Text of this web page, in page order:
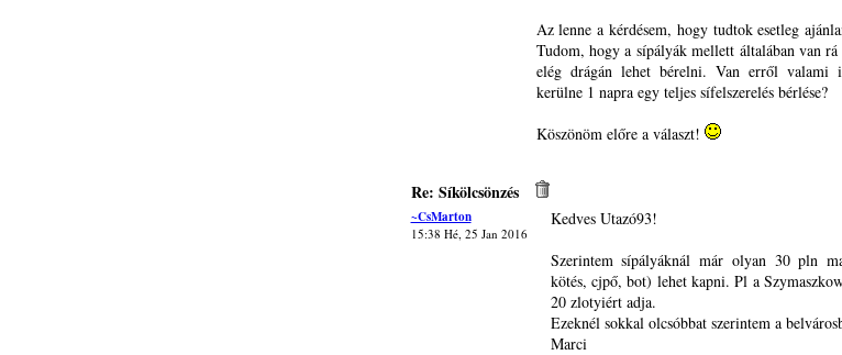
Az lenne a kérdésem, hogy tudtok esetleg
Tudom, hogy a sípályák mellett általában van
elég drágán lehet bérelni. Van erről valami
kerülne 1 napra egy teljes sífelszerelés bérlése?
Köszönöm előre a választ!
Re: Síkölcsönzés
~CsMarton
15:38 Hé, 25 Jan 2016
Kedves Utazó93!
Szerintem sípályáknál már olyan 30 pln
kötés, cjpő, bot) lehet kapni. Pl a
20 zlotyiért adja.
Ezeknél sokkal olcsóbbat szerintem a
Marci